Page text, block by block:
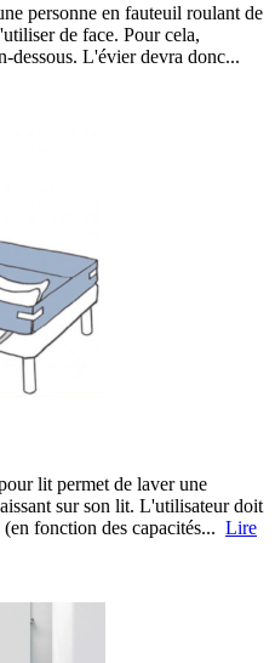
personne en fauteuil roulant de
de face. Pour cela,
dessous. L'évier devra donc...
lit permet de laver une
sur son lit. L'utilisateur doit
fonction des capacités... Lire